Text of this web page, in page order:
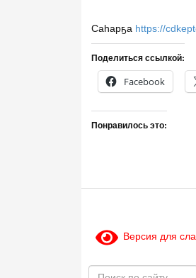
Саһарҕа https://
Поделиться ссылкой:
Facebook
Понравилось это:
Версия для
П